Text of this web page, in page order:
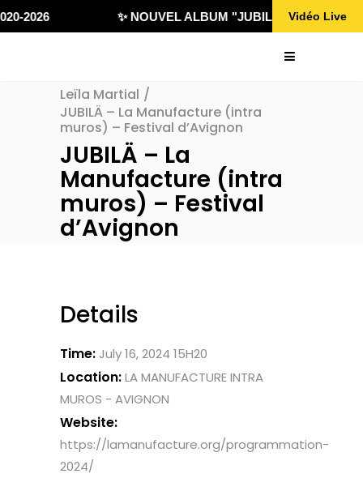
2026 ✨ NOUVEL ALBUM "JUBILÄ 432"Vidéo Live
Leïla Martial /
JUBILÄ – La Manufacture (intra
muros) – Festival d’Avignon
JUBILÄ – La
Manufacture (intra
muros) – Festival
d’Avignon
Details
Time: July 16, 2024 15H20
Location:LA MANUFACTURE INTRA
MUROS - AVIGNON
Website:
https://lamanufacture.org/programmation-
2024/